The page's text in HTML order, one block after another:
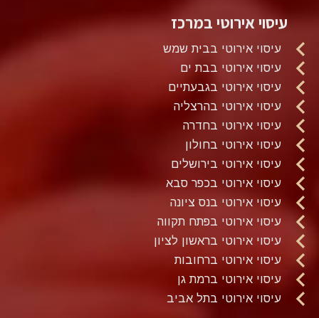
עיסוי אירוטי במרכז
עיסוי אירוטי בבית שמש
עיסוי אירוטי בבת ים
עיסוי אירוטי בגבעתיים
עיסוי אירוטי בהרצליה
עיסוי אירוטי בחדרה
עיסוי אירוטי בחולון
עיסוי אירוטי בירושלים
עיסוי אירוטי בכפר סבא
עיסוי אירוטי בנס ציונה
עיסוי אירוטי בפתח תקווה
עיסוי אירוטי בראשון לציון
עיסוי אירוטי ברחובות
עיסוי אירוטי ברמת גן
עיסוי אירוטי בתל אביב